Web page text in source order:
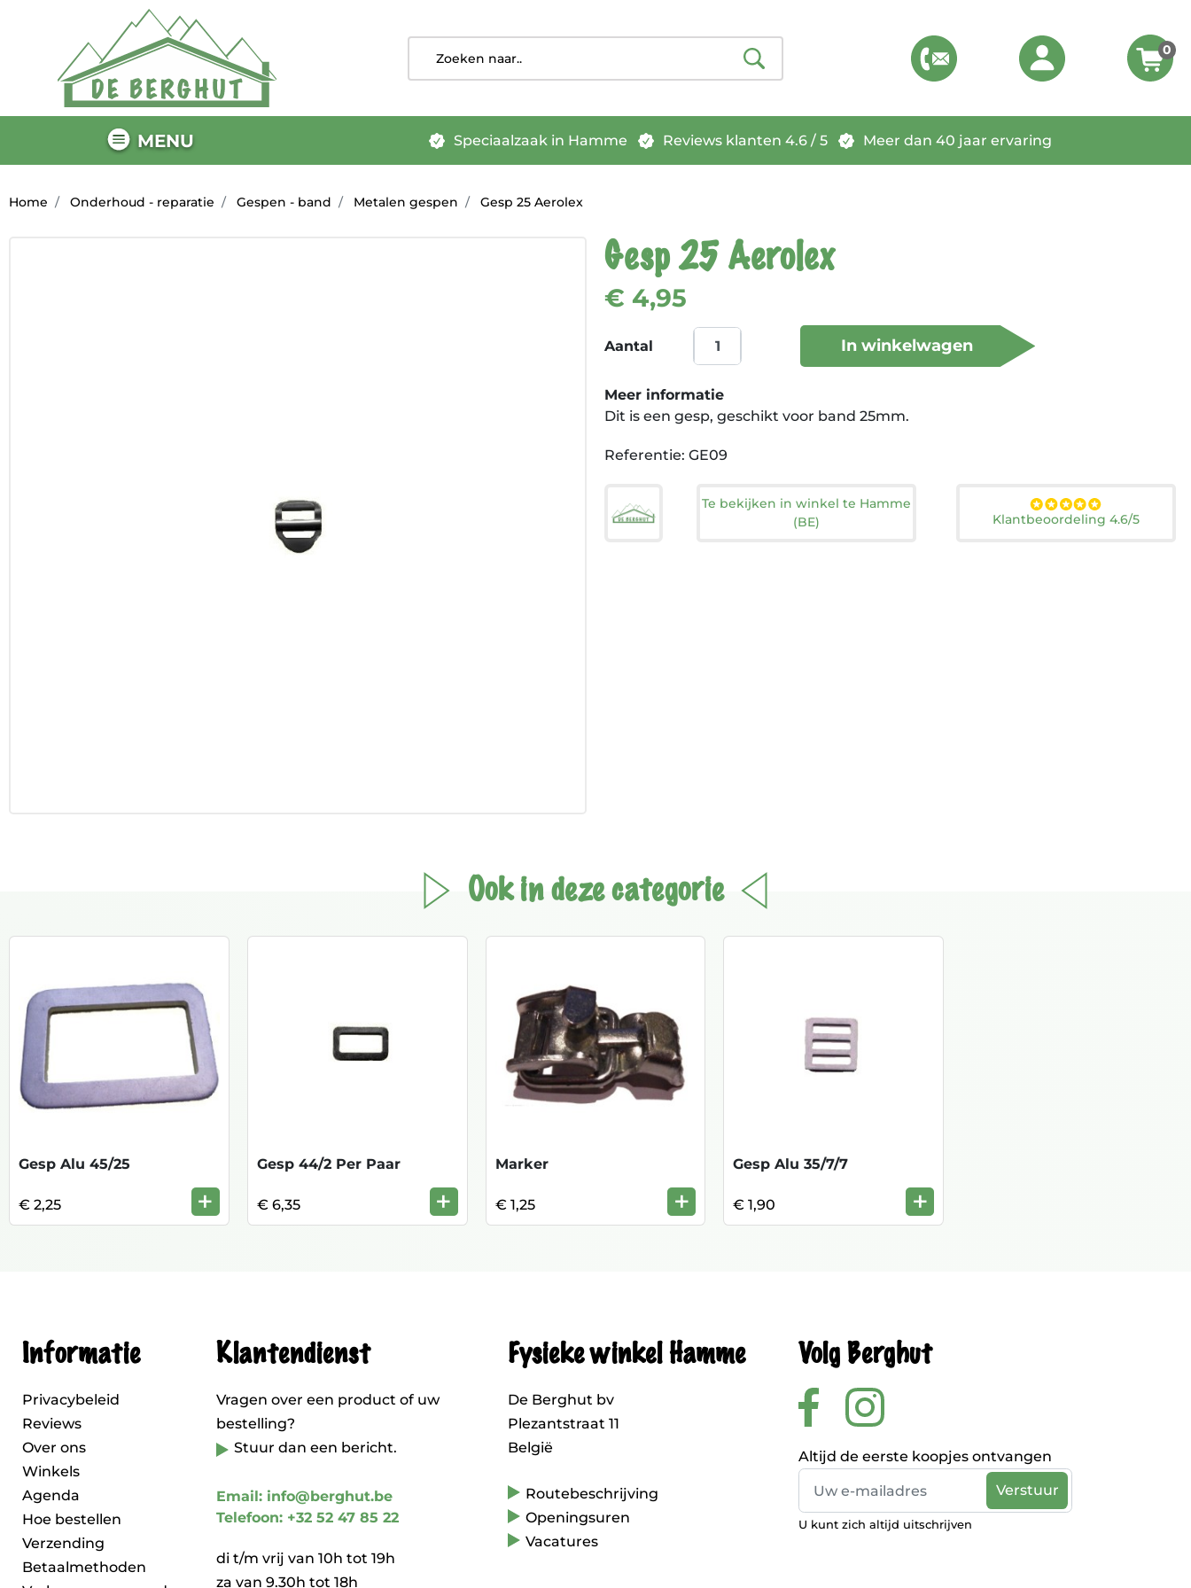
0
MENU Speciaalzaak in Hamme Reviews klanten 4.6 / 5 Meer dan 40 jaar ervaring
Home Onderhoud - reparatie Gespen - band Metalen gespen Gesp 25 Aerolex
Gesp 25 Aerolex
€ 4,95
Aantal In winkelwagen
Meer informatie
Dit is een gesp, geschikt voor band 25mm.
Referentie: GE09
Te bekijken in winkel te Hamme
(BE)
Klantbeoordeling 4.6/5
Ook in deze categorie
Gesp Alu 45/25
€ 2,25 +
Gesp 44/2 Per Paar
€ 6,35 +
Marker
€ 1,25 +
Gesp Alu 35/7/7
€ 1,90 +
Informatie
Privacybeleid
Reviews
Over ons
Winkels
Agenda
Hoe bestellen
Verzending
Betaalmethoden
Klantendienst
Vragen over een product of uw
bestelling?
Stuur dan een bericht.
Email: info@berghut.be
Telefoon: +32 52 47 85 22
di t/m vrij van 10h tot 19h
za van 9.30h tot 18h
Fysieke winkel Hamme
De Berghut bv
Plezantstraat 11
België
Routebeschrijving
Openingsuren
Vacatures
Volg Berghut
Altijd de eerste koopjes ontvangen
U kunt zich altijd uitschrijven